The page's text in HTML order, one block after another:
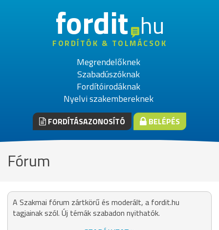
fordithu
FORDÍTÓK & TOLMÁCSOK
Megrendelőknek
Szabadúszóknak
Fordítóirodáknak
Nyelvi szakembereknek
FORDÍTÁSAZONOSÍTÓ BELÉPÉS
Fórum
A Szakmai fórum zártkörű és moderált, a fordit.hu
tagjainak szól. Új témák szabadon nyithatók.